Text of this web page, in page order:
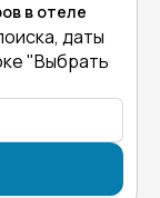
в отеле
даты
"Выбрать